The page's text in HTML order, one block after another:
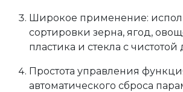
Широкое применение:
сортировки зерна, ягод,
пластика и стекла с чистотой
Простота управления
автоматического сброса